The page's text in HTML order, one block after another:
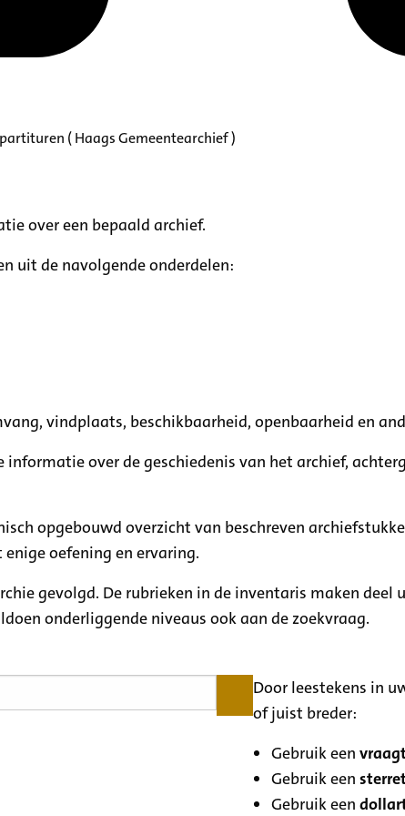
( Haags Gemeentearchief )
over een bepaald archief.
uit de navolgende onderdelen:
vindplaats, beschikbaarheid, openbaarheid en
over de geschiedenis van het archief,
opgebouwd overzicht van beschreven
oefening en ervaring.
gevolgd. De rubrieken in de inventaris maken
onderliggende niveaus ook aan de zoekvraag.
Door leestekens in
of juist breder:
Gebruik een
Gebruik een
Gebruik een